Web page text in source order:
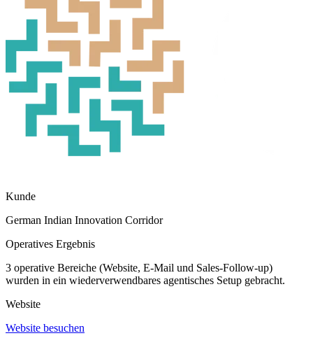
Kunde
German Indian Innovation Corridor
Operatives Ergebnis
3 operative Bereiche (Website, E-Mail und Sales-Follow-up)
wurden in ein wiederverwendbares agentisches Setup gebracht.
Website
Website besuchen